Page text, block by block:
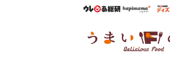
ウレぴあ総研
ハ